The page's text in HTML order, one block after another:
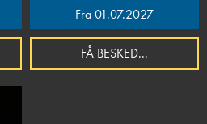
Fra 01.07.2027
FÅ BESKED...